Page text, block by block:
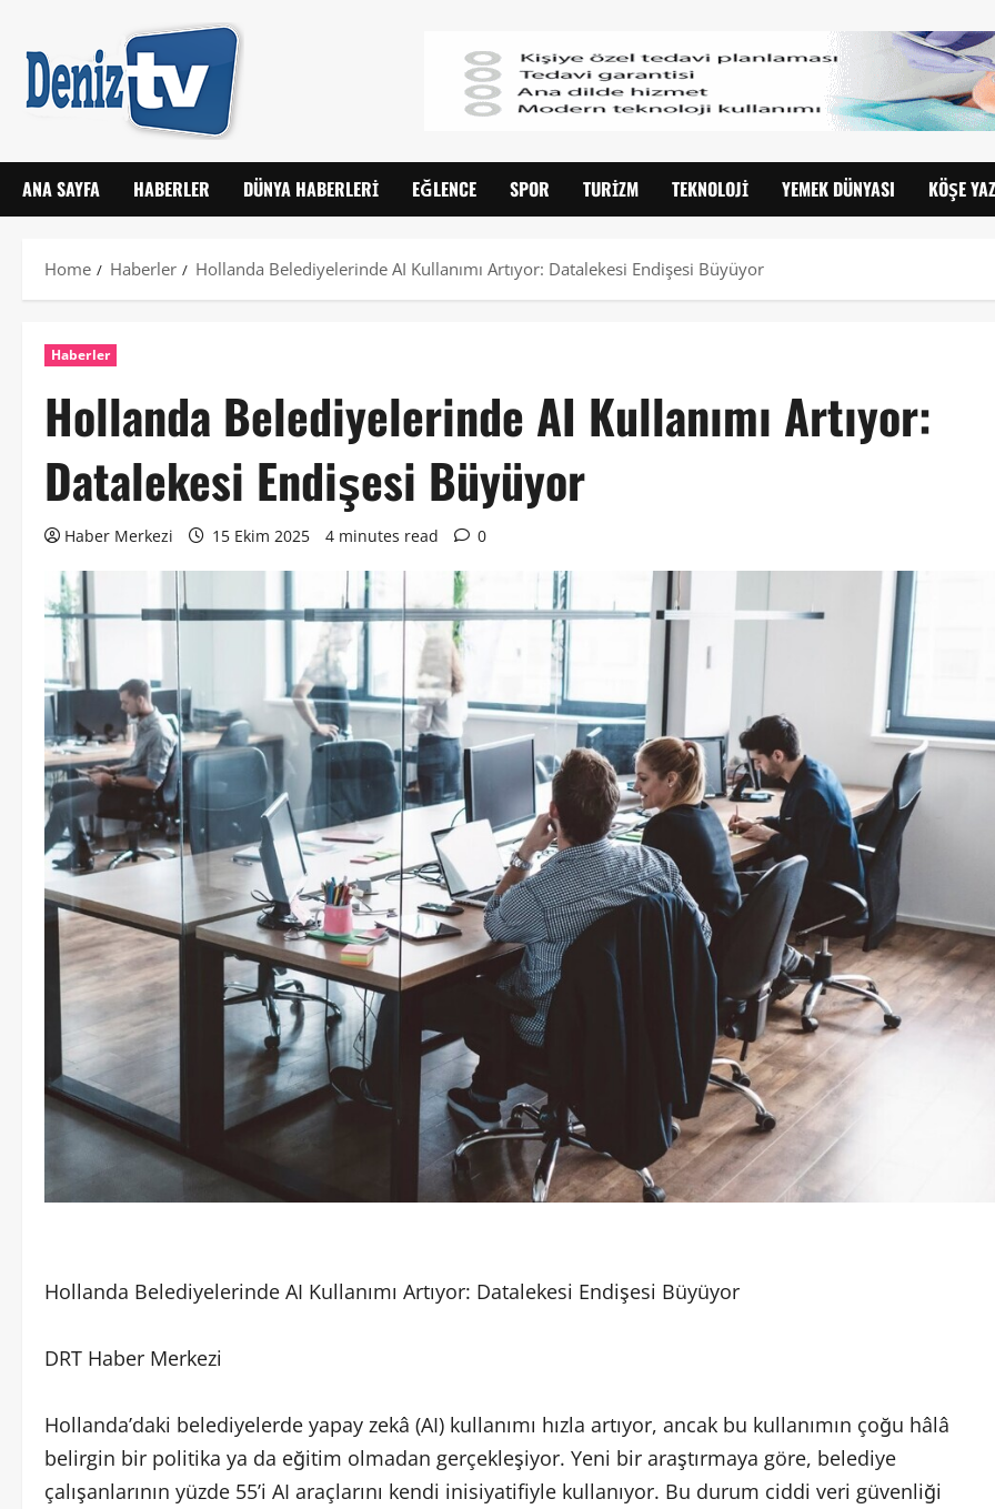
ANA SAYFA HABERLER DÜNYA HABERLERI EĞLENCE SPOR TURIZM TEKNOLOJI YEMEK DÜNYASI KÖŞE
Home Haberler Hollanda Belediyelerinde AI Kullanımı Artıyor: Datalekesi Endişesi Büyüyor
Haberler
Hollanda Belediyelerinde AI Kullanımı Artıyor:
Datalekesi Endişesi Büyüyor
Haber Merkezi 15 Ekim 2025 4 minutes read 0
Hollanda Belediyelerinde AI Kullanımı Artıyor: Datalekesi Endişesi Büyüyor
DRT Haber Merkezi
Hollanda’daki belediyelerde yapay zekâ (AI) kullanımı hızla artıyor, ancak bu kullanımın çoğu hâlâ
belirgin bir politika ya da eğitim olmadan gerçekleşiyor. Yeni bir araştırmaya göre, belediye
çalışanlarının yüzde 55’i AI araçlarını kendi inisiyatifiyle kullanıyor. Bu durum ciddi veri güvenliği